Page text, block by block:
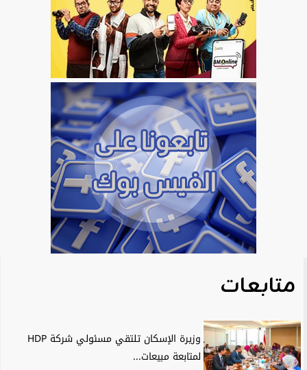
متابعات
وزيرة الإسكان تلتقي مسئولي شركة HDP
لمتابعة مبيعات...